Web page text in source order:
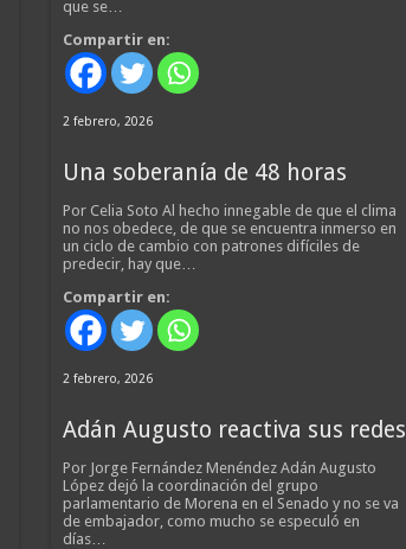
que se…
Compartir en:
2 febrero, 2026
Una soberanía de 48 horas
Por Celia Soto Al hecho innegable de que el clima
no nos obedece, de que se encuentra inmerso en
un ciclo de cambio con patrones difíciles de
predecir, hay que…
Compartir en:
2 febrero, 2026
Adán Augusto reactiva sus redes
Por Jorge Fernández Menéndez Adán Augusto
López dejó la coordinación del grupo
parlamentario de Morena en el Senado y no se va
de embajador, como mucho se especuló en
días…